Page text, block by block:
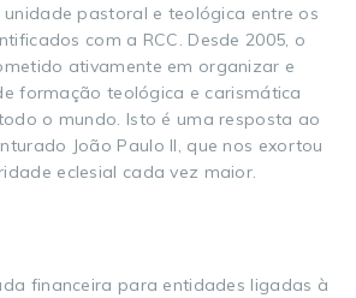
unidade pastoral e teológica entre os
com a RCC. Desde 2005, o
ativamente em organizar e
formação teológica e carismática
o mundo. Isto é uma resposta ao
João Paulo II, que nos exortou
eclesial cada vez maior.
financeira para entidades ligadas à